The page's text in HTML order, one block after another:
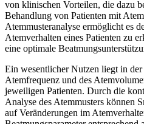
von klinischen Vorteilen, die dazu
Behandlung von Patienten mit
Atemmusteranalyse ermöglicht es
Atemverhalten eines Patienten zu
eine optimale
Ein wesentlicher Nutzen liegt in der
Atemfrequenz und des
jeweiligen Patienten. Durch die
Analyse des Atemmusters können
auf Veränderungen im